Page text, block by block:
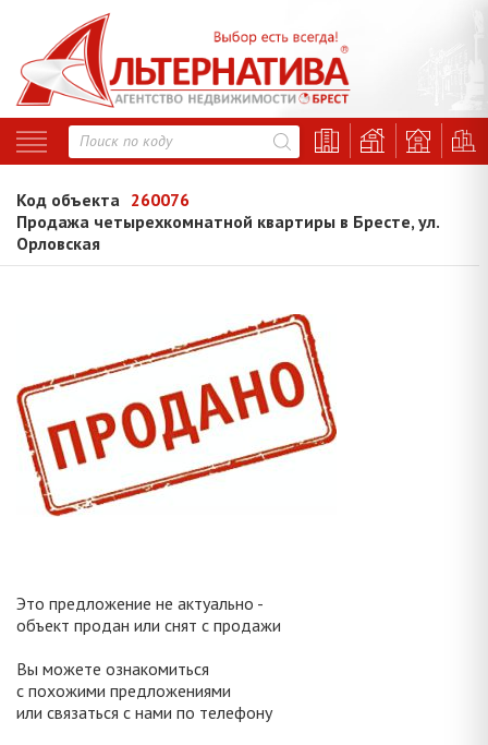
Код объекта 260076
Продажа четырехкомнатной квартиры в Бресте, ул.
Орловская
Это предложение не актуально -
объект продан или снят с продажи
Вы можете ознакомиться
с похожими предложениями
или связаться с нами по телефону